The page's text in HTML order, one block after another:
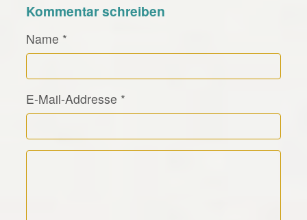
Kommentar schreiben
Name *
E-Mail-Addresse *
Kommentar Text